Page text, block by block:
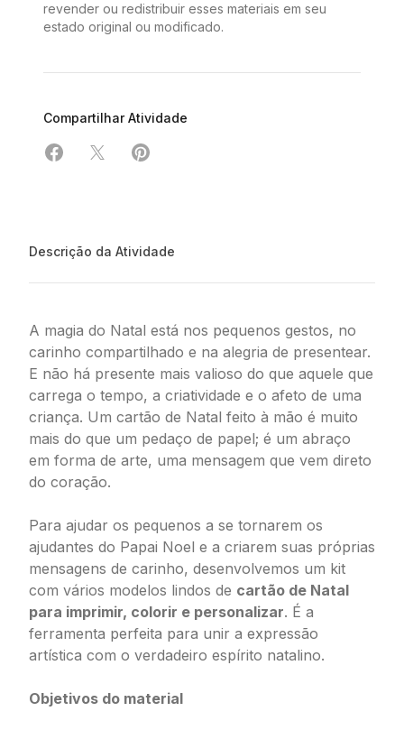
revender ou redistribuir esses materiais em seu
estado original ou modificado.
Compartilhar Atividade
Compartilhar em Facebook
Compartilhar em X
Compartilhar em Pinterest
Descrição da Atividade
A magia do Natal está nos pequenos gestos, no
carinho compartilhado e na alegria de presentear.
E não há presente mais valioso do que aquele que
carrega o tempo, a criatividade e o afeto de uma
criança. Um cartão de Natal feito à mão é muito
mais do que um pedaço de papel; é um abraço
em forma de arte, uma mensagem que vem direto
do coração.
Para ajudar os pequenos a se tornarem os
ajudantes do Papai Noel e a criarem suas próprias
mensagens de carinho, desenvolvemos um kit
com vários modelos lindos de cartão de Natal
para imprimir, colorir e personalizar. É a
ferramenta perfeita para unir a expressão
artística com o verdadeiro espírito natalino.
Objetivos do material